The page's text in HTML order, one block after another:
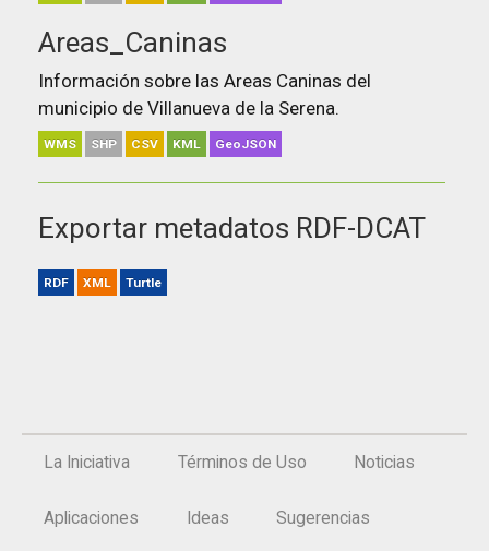
Areas_Caninas
Información sobre las Areas Caninas del
municipio de Villanueva de la Serena.
WMS SHP CSV KML GeoJSON
Exportar metadatos RDF-DCAT
RDF XML Turtle
La Iniciativa Términos de Uso Noticias
Aplicaciones Ideas Sugerencias